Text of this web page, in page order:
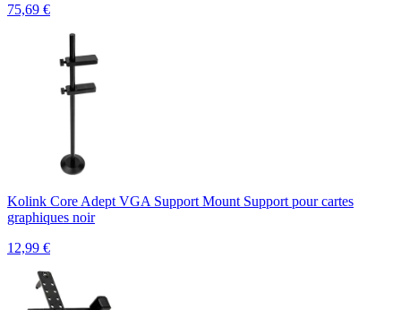
75,69 €
Kolink Core Adept VGA Support Mount Support pour cartes
graphiques noir
12,99 €